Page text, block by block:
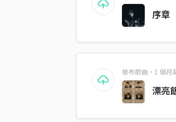
序章
發布歌曲・1 個月
漂亮